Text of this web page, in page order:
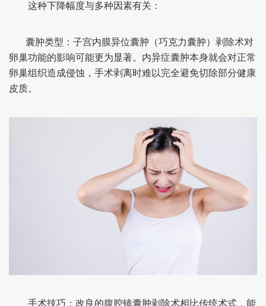
这种下降幅度与多种因素有关：
囊肿类型：子宫内膜异位囊肿（巧克力囊肿）剥除术对
卵巢功能的影响可能更为显著。内异症囊肿本身就会对正常
卵巢组织造成侵蚀，手术剥离时难以完全避免切除部分健康
皮质。
手术技巧：改良的腹腔镜囊肿剥除术相比传统术式，能